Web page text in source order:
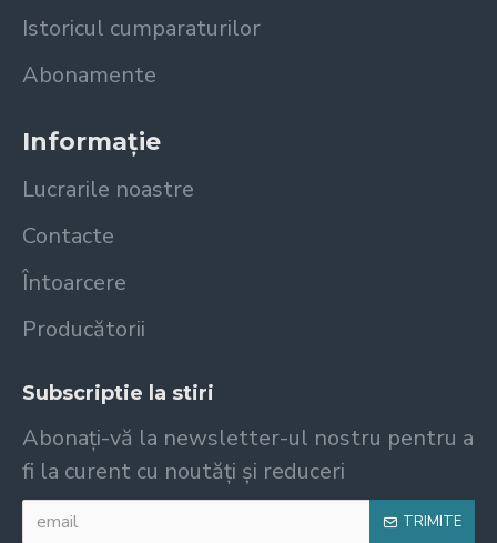
Istoricul cumparaturilor
Abonamente
Informație
Lucrarile noastre
Contacte
Întoarcere
Producătorii
Subscriptie la stiri
Abonați-vă la newsletter-ul nostru pentru a
fi la curent cu noutăți și reduceri
TRIMITE